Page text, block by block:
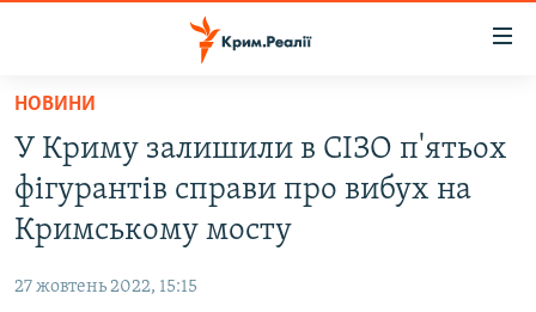
Перейти
основного
матеріалу
Перейти
до
основної
ВОДА.КРИМ
ВІДЕО ТА ФОТО
БЛОГИ
НОВИНИ
У Криму залишили в СІЗО п'ятьох
фігурантів справи про вибух на
Кримському мосту
27 жовтень 2022, 15:15